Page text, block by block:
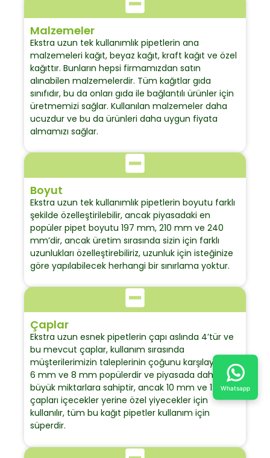
Malzemeler
Ekstra uzun tek kullanımlık pipetlerin ana
malzemeleri kağıt, beyaz kağıt, kraft kağıt ve özel
kağıttır. Bunların hepsi firmamızdan satın
alınabilen malzemelerdir. Tüm kağıtlar gıda
sınıfıdır, bu da onları gıda ile bağlantılı ürünler için
üretmemizi sağlar. Kullanılan malzemeler daha
ucuzdur ve bu da ürünleri daha uygun fiyata
almamızı sağlar.
Boyut
Ekstra uzun tek kullanımlık pipetlerin boyutu farklı
şekilde özelleştirilebilir, ancak piyasadaki en
popüler pipet boyutu 197 mm, 210 mm ve 240
mm’dir, ancak üretim sırasında sizin için farklı
uzunlukları özelleştirebiliriz, uzunluk için isteğinize
göre yapılabilecek herhangi bir sınırlama yoktur.
Çaplar
Ekstra uzun esnek pipetlerin çapı aslında 4’tür ve
bu mevcut çaplar, kullanım sırasında
müşterilerimizin taleplerinin çoğunu karşılayabilir,
6 mm ve 8 mm popülerdir ve piyasada daha
büyük miktarlara sahiptir, ancak 10 mm ve 12 mm
çapları içecekler yerine özel yiyecekler için
kullanılır, tüm bu kağıt pipetler kullanım için
süperdir.
Whatsapp